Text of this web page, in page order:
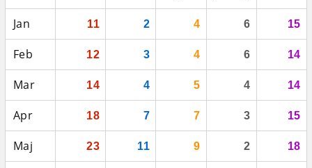
Jan 11 2 4 6 15
Feb 12 3 4 6 14
Mar 14 4 5 4 14
Apr 18 7 7 3 15
Maj 23 11 9 2 18